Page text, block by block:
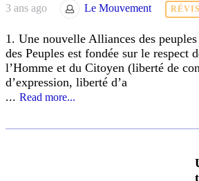
3 ans ago Le Mouvement
1. Une nouvelle Alliances des
des Peuples est fondée sur le respect
l’Homme et du Citoyen (liberté de
d’expression, liberté d’a
... Read more...